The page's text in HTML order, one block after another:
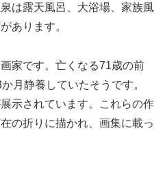
は露天風呂、大浴場、家族風
あります。
家です。亡くなる71歳の前
月静養していたそうです。
示されています。これらの作
の折りに描かれ、画集に載っ